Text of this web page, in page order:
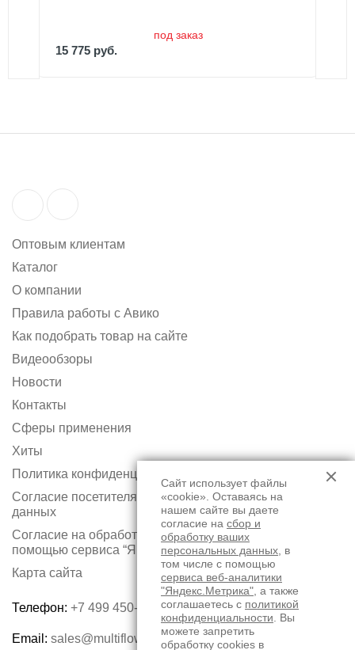
под заказ
15 775 руб.
Оптовым клиентам
Каталог
О компании
Правила работы с Авико
Как подобрать товар на сайте
Видеообзоры
Новости
Контакты
Сферы применения
Хиты
Политика конфиденциальности
Согласие посетителя сайта на обработку персональных
данных
Согласие на обработку персональных данных с
помощью сервиса “Яндекс.Метрика”
Карта сайта
Телефон: +7 499 450-75-50
Email: sales@multiflow.ru
Сайт использует файлы
«cookie». Оставаясь на
нашем сайте вы даете
согласие на сбор и
обработку ваших
персональных данных , в
том числе с помощью
сервиса веб-аналитики
"Яндекс.Метрика" , а также
соглашаетесь с политикой
конфиденциальности . Вы
можете запретить
обработку cookies в